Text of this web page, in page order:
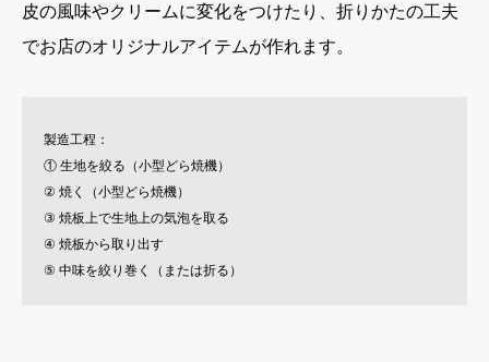
皮の風味やクリームに変化をつけたり、折りかたの工夫
でお店のオリジナルアイテムが作れます。
製造工程：
① 生地を絞る（小型どら焼機）
② 焼く（小型どら焼機）
③ 焼板上で生地上の気泡を取る
④ 焼板から取り出す
⑤ 中味を絞り巻く（または折る）